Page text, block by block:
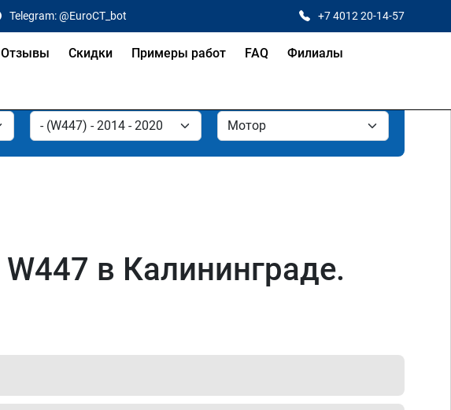
Telegram: @EuroCT_bot +7 4012 20-14-57
Отзывы Скидки Примеры работ FAQ Филиалы
в Калининграде.